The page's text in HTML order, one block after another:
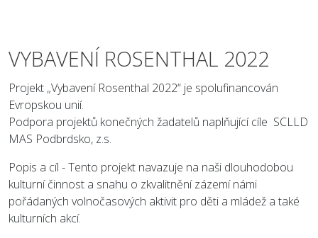
VYBAVENÍ ROSENTHAL 2022
Projekt „Vybavení Rosenthal 2022“ je spolufinancován
Evropskou unií.
Podpora projektů konečných žadatelů naplňující cíle SCLLD
MAS Podbrdsko, z.s.
Popis a cíl - Tento projekt navazuje na naši dlouhodobou
kulturní činnost a snahu o zkvalitnění zázemí námi
pořádaných volnočasových aktivit pro děti a mládež a také
kulturních akcí.